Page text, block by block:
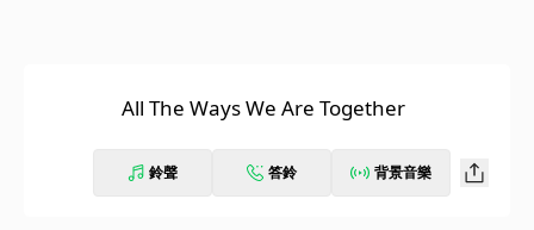
All The Ways We Are Together
鈴聲 答鈴 背景音樂